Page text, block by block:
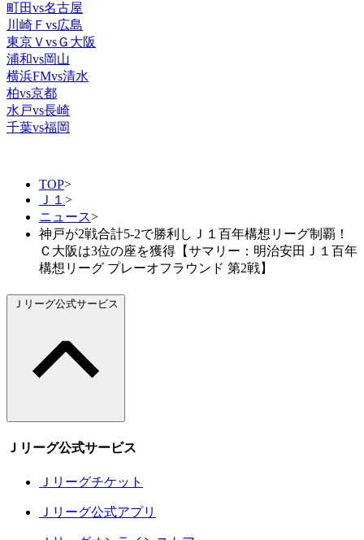
町田vs名古屋
川崎Ｆvs広島
東京ＶvsＧ大阪
浦和vs岡山
横浜FMvs清水
柏vs京都
水戸vs長崎
千葉vs福岡
TOP>
Ｊ１ >
ニュース>
神戸が2戦合計5-2で勝利しＪ１百年構想リーグ制覇！
Ｃ大阪は3位の座を獲得【サマリー：明治安田Ｊ１百年
構想リーグ プレーオフラウンド 第2戦】
Ｊリーグ公式サービス
Ｊリーグ公式サービス
Ｊリーグチケット
Ｊリーグ公式アプリ